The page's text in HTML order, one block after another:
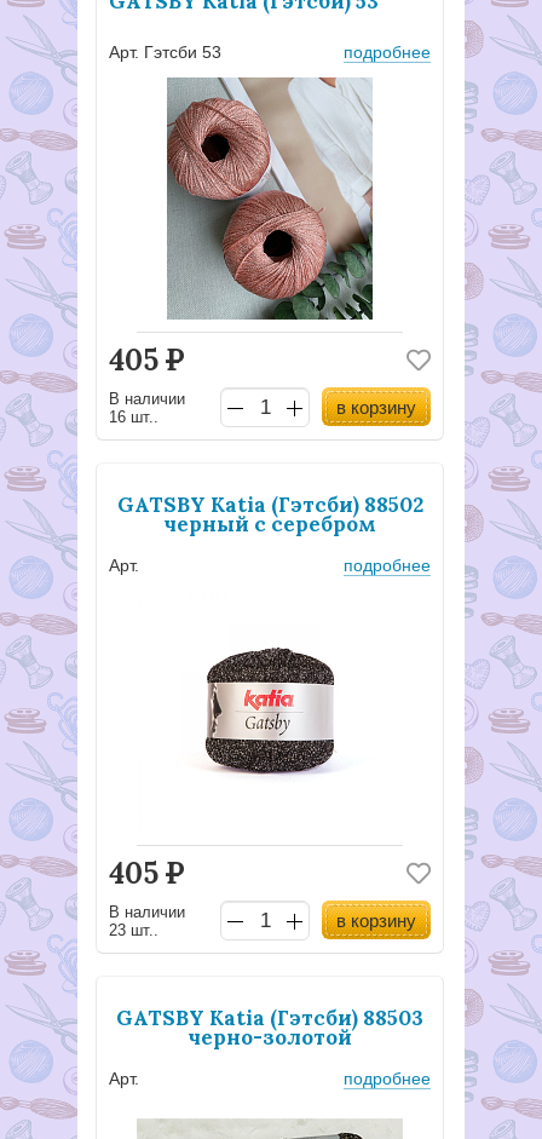
Арт. Гэтсби 53 подробнее
405Р
В наличии
16 шт..
в корзину
GATSBY Katia (Гэтсби) 88502
черный с серебром
Арт. подробнее
405Р
В наличии
23 шт..
в корзину
GATSBY Katia (Гэтсби) 88503
черно-золотой
Арт. подробнее